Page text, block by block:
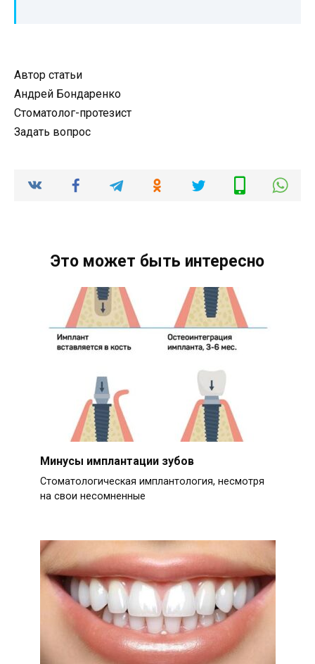
Автор статьи
Андрей Бондаренко
Стоматолог-протезист
Задать вопрос
Это может быть интересно
Минусы имплантации зубов
Стоматологическая имплантология, несмотря
на свои несомненные